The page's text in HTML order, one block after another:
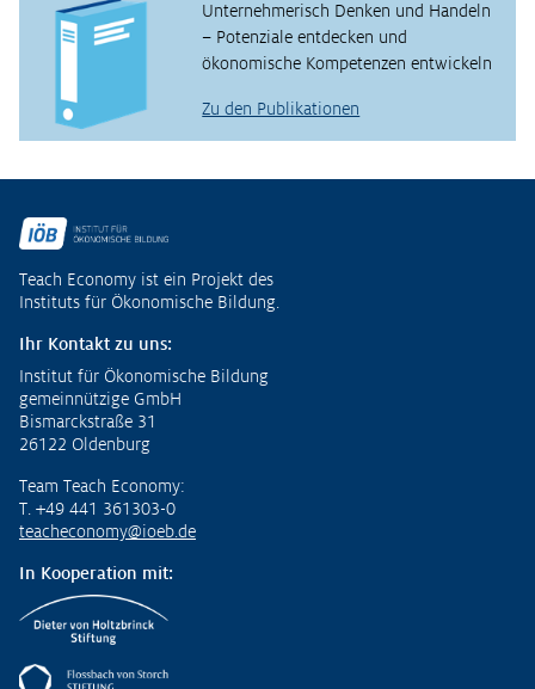
Unternehmerisch Denken und Handeln
– Potenziale entdecken und
ökonomische Kompetenzen entwickeln
Zu den Publikationen
Teach Economy ist ein Projekt des
Instituts für Ökonomische Bildung.
Ihr Kontakt zu uns:
Institut für Ökonomische Bildung
gemeinnützige GmbH
Bismarckstraße 31
26122 Oldenburg
Team Teach Economy:
T. +49 441 361303-0
teacheconomy@ioeb.de
In Kooperation mit: